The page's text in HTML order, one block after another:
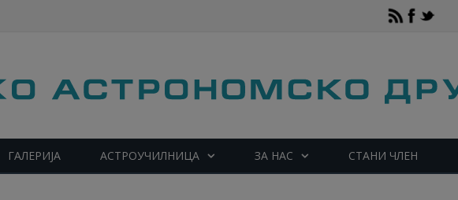
ГАЛЕРИЈА АСТРОУЧИЛНИЦА ЗА НАС СТАНИ ЧЛЕН